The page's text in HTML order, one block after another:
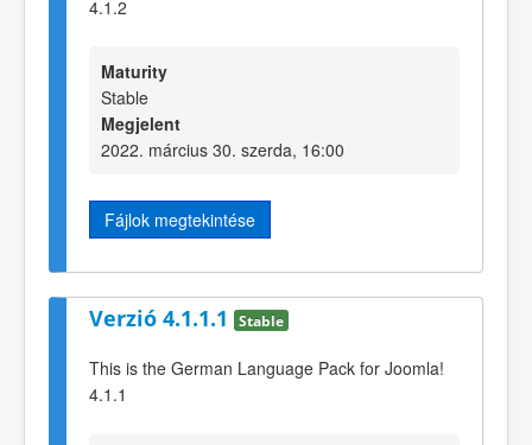
4.1.2
Maturity
Stable
Megjelent
2022. március 30. szerda, 16:00
Fájlok megtekintése
Verzió 4.1.1.1 Stable
This is the German Language Pack for Joomla!
4.1.1